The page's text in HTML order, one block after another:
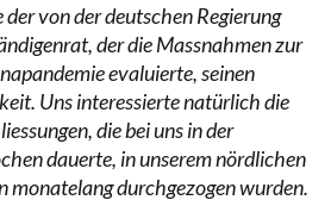
von der deutschen Regierung
der die Massnahmen zur
evaluierte, seinen
Uns interessierte natürlich die
die bei uns in der
dauerte, in unserem nördlichen
monatelang durchgezogen wurden.